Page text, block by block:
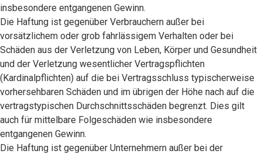
insbesondere entgangenen Gewinn.
Die Haftung ist gegenüber Verbrauchern außer bei
vorsätzlichem oder grob fahrlässigem Verhalten oder bei
Schäden aus der Verletzung von Leben, Körper und Gesundheit
und der Verletzung wesentlicher Vertragspflichten
(Kardinalpflichten) auf die bei Vertragsschluss typischerweise
vorhersehbaren Schäden und im übrigen der Höhe nach auf die
vertragstypischen Durchschnittsschäden begrenzt. Dies gilt
auch für mittelbare Folgeschäden wie insbesondere
entgangenen Gewinn.
Die Haftung ist gegenüber Unternehmern außer bei der